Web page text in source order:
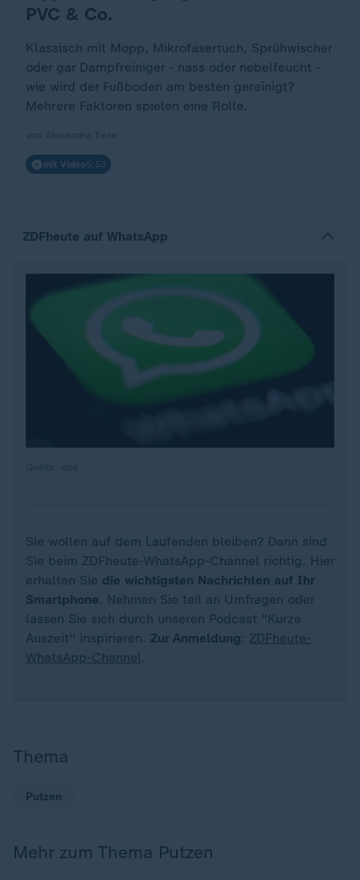
PVC & Co.
Klassisch mit Mopp, Mikrofasertuch, Sprühwischer
oder gar Dampfreiniger - nass oder nebelfeucht -
wie wird der Fußboden am besten gereinigt?
Mehrere Faktoren spielen eine Rolle.
mit Video5:53
ZDFheute auf WhatsApp
Sie wollen auf dem Laufenden bleiben? Dann sind
Sie beim ZDFheute-WhatsApp-Channel richtig. Hier
erhalten Sie die wichtigsten Nachrichten auf Ihr
Smartphone. Nehmen Sie teil an Umfragen oder
lassen Sie sich durch unseren Podcast "Kurze
Auszeit" inspirieren. Zur Anmeldung : ZDFheute-
WhatsApp-Channel.
Thema
Putzen
Mehr zum Thema Putzen